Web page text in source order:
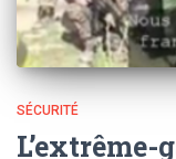
SÉCURITÉ
L’extrême-